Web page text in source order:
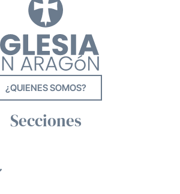
¿QUIENES SOMOS?
Secciones